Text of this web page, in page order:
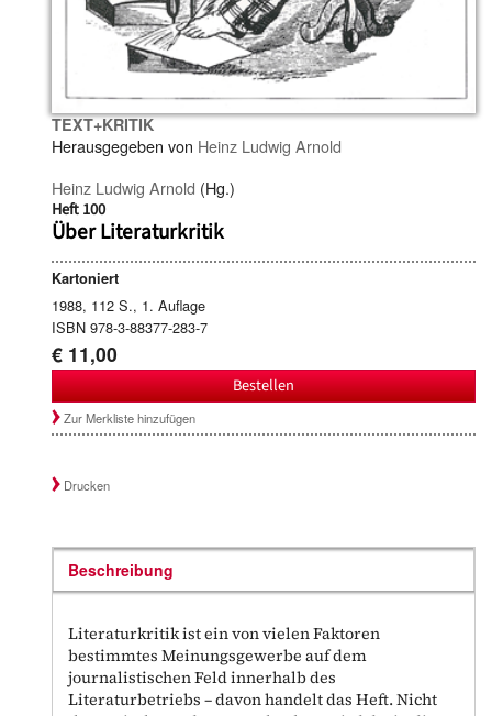
TEXT+KRITIK
Herausgegeben von Heinz Ludwig Arnold
Heinz Ludwig Arnold (Hg.)
Heft 100
Über Literaturkritik
Kartoniert
1988, 112 S., 1. Auflage
ISBN 978-3-88377-283-7
€ 11,00
Bestellen
Zur Merkliste hinzufügen
Drucken
Beschreibung
Literaturkritik ist ein von vielen Faktoren
bestimmtes Meinungsgewerbe auf dem
journalistischen Feld innerhalb des
Literaturbetriebs – davon handelt das Heft. Nicht